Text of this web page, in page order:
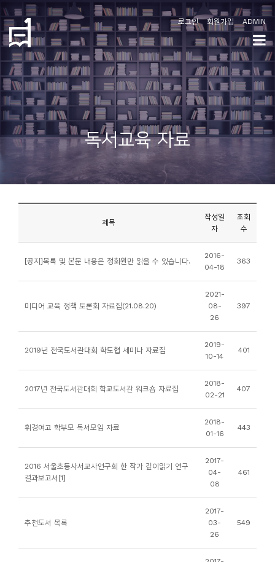
로그인 회원가입 ADMIN
독서교육 자료
제목
작성일
자
조회
수
[공지]목록 및 본문 내용은 정회원만 읽을 수 있습니다.
2016-
04-18
363
미디어 교육 정책 토론회 자료집(21.08.20)
2021-
08-
26
397
2019년 전국도서관대회 학도협 세미나 자료집
2019-
10-14
401
2017년 전국도서관대회 학교도서관 워크숍 자료집
2018-
02-21
407
휘경여고 학부모 독서모임 자료
2018-
01-16
443
2016 서울초등사서교사연구회 한 작가 깊이읽기 연구
결과보고서[1]
2017-
04-
08
461
추천도서 목록
2017-
03-
26
549
학
도
협
소
개
지
사
리
사